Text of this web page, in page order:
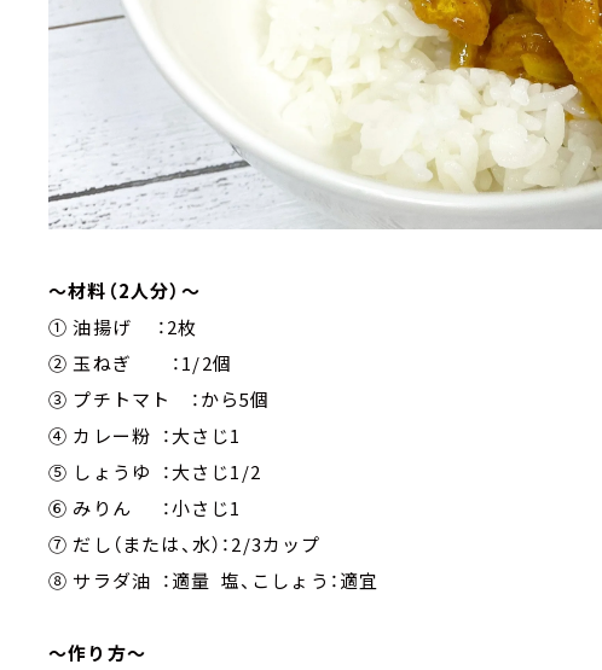
～材料（2人分）～
① 油揚げ ：2枚
② 玉ねぎ ：1/2個
③ プチトマト ：から5個
④ カレー粉 ：大さじ1
⑤ しょうゆ ：大さじ1/2
⑥ みりん ：小さじ1
⑦ だし（または、水）：2/3カップ
⑧ サラダ油 ：適量 塩、こしょう：適宜
～作り方～